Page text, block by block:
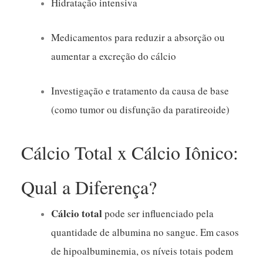
Medicamentos para reduzir a absorção ou
aumentar a excreção do cálcio
Investigação e tratamento da causa de base
(como tumor ou disfunção da paratireoide)
Cálcio Total x Cálcio Iônico:
Qual a Diferença?
Cálcio totalpode ser influenciado pela
quantidade de albumina no sangue. Em casos
de hipoalbuminemia, os níveis totais podem